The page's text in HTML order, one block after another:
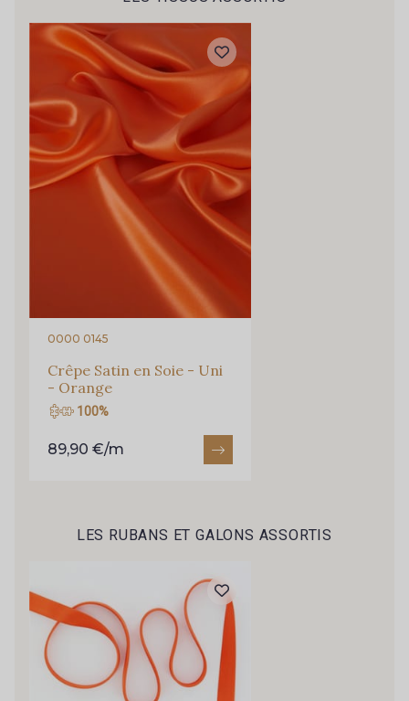
0000 0145
Crêpe Satin en Soie - Uni
- Orange
100%
89,90 €/m
LES RUBANS ET GALONS ASSORTIS
Cadeau : 10% offerts sur votre
commande !
Pour vous, couture rime avec détente ?
Vous aimez les beaux tissus ?
Recevez chaque semaine un clin d’œil rempli de
nouveautés, d’inspirations et de promotions.
Je m'abonne à la newsletter